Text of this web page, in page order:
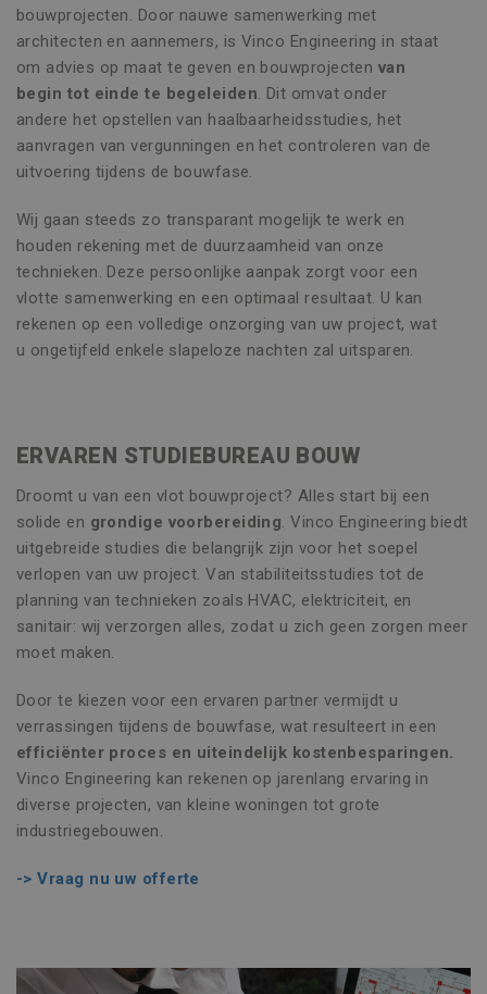
bouwprojecten. Door nauwe samenwerking met
architecten en aannemers, is Vinco Engineering in staat
om advies op maat te geven en bouwprojecten van
begin tot einde te begeleiden. Dit omvat onder
andere het opstellen van haalbaarheidsstudies, het
aanvragen van vergunningen en het controleren van de
uitvoering tijdens de bouwfase.
Wij gaan steeds zo transparant mogelijk te werk en
houden rekening met de duurzaamheid van onze
technieken. Deze persoonlijke aanpak zorgt voor een
vlotte samenwerking en een optimaal resultaat. U kan
rekenen op een volledige onzorging van uw project, wat
u ongetijfeld enkele slapeloze nachten zal uitsparen.
ERVAREN STUDIEBUREAU BOUW
Droomt u van een vlot bouwproject? Alles start bij een
solide en grondige voorbereiding. Vinco Engineering biedt
uitgebreide studies die belangrijk zijn voor het soepel
verlopen van uw project. Van stabiliteitsstudies tot de
planning van technieken zoals HVAC, elektriciteit, en
sanitair: wij verzorgen alles, zodat u zich geen zorgen meer
moet maken.
Door te kiezen voor een ervaren partner vermijdt u
verrassingen tijdens de bouwfase, wat resulteert in een
efficiënter proces en uiteindelijk kostenbesparingen.
Vinco Engineering kan rekenen op jarenlang ervaring in
diverse projecten, van kleine woningen tot grote
industriegebouwen.
-> Vraag nu uw offerte